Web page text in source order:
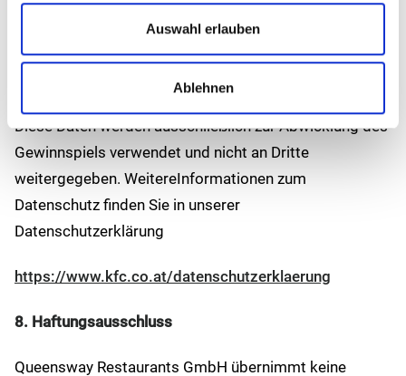
Auswahl erlauben
Ablehnen
personenbezogene Daten der Teilnehmer verarbeitet.
Diese Daten werden ausschließlich zur Abwicklung des
Gewinnspiels verwendet und nicht an Dritte
weitergegeben. WeitereInformationen zum
Datenschutz finden Sie in unserer
Datenschutzerklärung
https://www.kfc.co.at/datenschutzerklaerung
8. Haftungsausschluss
Queensway Restaurants GmbH übernimmt keine